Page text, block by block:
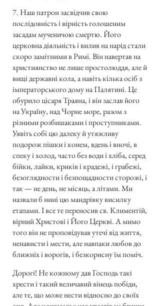
7. Наш патрон засвідчив свою
послідовність і вірність голошеним
засадам мученичою смертю. Його
церковна діяльність і вилив на нарід стали
скоро замітними в Римі. Він навертав на
християнство не лише простолюддя, але й
вищі державні кола, а навіть кілька осіб з
імператорського дому на Палятині. Це
обурило цісаря Траяна, і він заслав його
на Україну, над Чорне море, разом з
різними розбишаками і проступниками.
Уявіть собі цю далеку й утяжливу
подорож пішки і конем, вдень і вночі, в
спеку і холод, часто без води і хліба, серед
бійки, лайки, криків і крадежі, і грабежі,
безоглядности і безпощадности сторожі, і
так — не день, не місяць, а літами. Ми
назвали б нині цю мандрівку висилку
етапами. І все те переносив св. Климентій,
вірний Христові і Його Церкві. А мимо
того він не проповідував утечі від життя,
ненависти і мести, але навпаки любов до
ближніх і ворогів, і безкорисну їм поміч.
Дорогі! Не кожному дав Господь такі
хрести і такий величавий вінець побіди,
але те, що може нести відносно до своїх